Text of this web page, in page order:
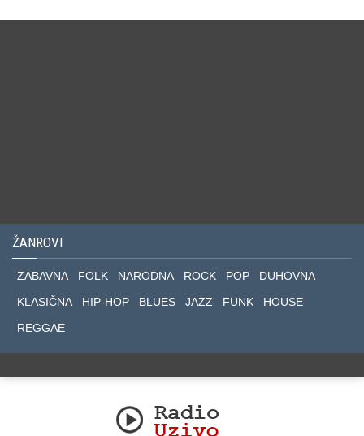
ŽANROVI
ZABAVNA FOLK NARODNA ROCK POP
DUHOVNA
KLASIČNA
HIP-HOP BLUES JAZZ FUNK
HOUSE
REGGAE